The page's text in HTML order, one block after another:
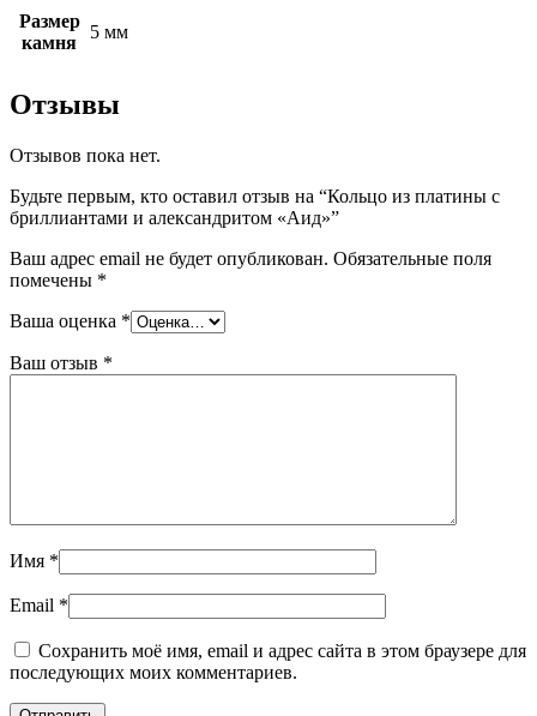
Размер
камня
5 мм
Отзывы
Отзывов пока нет.
Будьте первым, кто оставил отзыв на “Кольцо из платины с
бриллиантами и александритом «Аид»”
Ваш адрес email не будет опубликован. Обязательные поля
помечены *
Ваша оценка *
Ваш отзыв *
Имя *
Email *
Сохранить моё имя, email и адрес сайта в этом браузере для
последующих моих комментариев.